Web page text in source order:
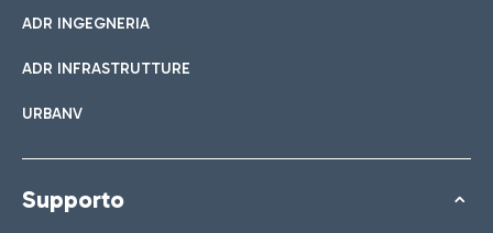
ADR INGEGNERIA
ADR INFRASTRUTTURE
URBANV
Supporto